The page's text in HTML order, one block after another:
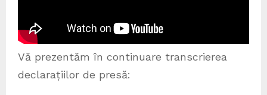
Vă prezentăm în continuare transcrierea
declarațiilor de presă: